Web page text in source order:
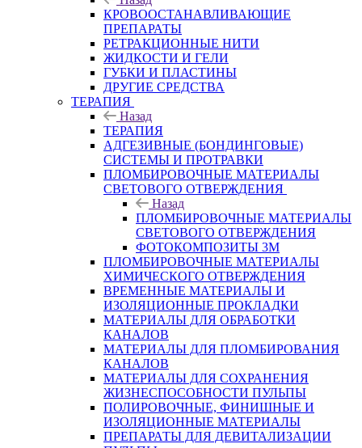
КРОВООСТАНАВЛИВАЮЩИЕ
ПРЕПАРАТЫ
РЕТРАКЦИОННЫЕ НИТИ
ЖИДКОСТИ И ГЕЛИ
ГУБКИ И ПЛАСТИНЫ
ДРУГИЕ СРЕДСТВА
ТЕРАПИЯ
Назад
ТЕРАПИЯ
АДГЕЗИВНЫЕ (БОНДИНГОВЫЕ)
СИСТЕМЫ И ПРОТРАВКИ
ПЛОМБИРОВОЧНЫЕ МАТЕРИАЛЫ
СВЕТОВОГО ОТВЕРЖДЕНИЯ
Назад
ПЛОМБИРОВОЧНЫЕ МАТЕРИАЛЫ
СВЕТОВОГО ОТВЕРЖДЕНИЯ
ФОТОКОМПОЗИТЫ 3М
ПЛОМБИРОВОЧНЫЕ МАТЕРИАЛЫ
ХИМИЧЕСКОГО ОТВЕРЖДЕНИЯ
ВРЕМЕННЫЕ МАТЕРИАЛЫ И
ИЗОЛЯЦИОННЫЕ ПРОКЛАДКИ
МАТЕРИАЛЫ ДЛЯ ОБРАБОТКИ
КАНАЛОВ
МАТЕРИАЛЫ ДЛЯ ПЛОМБИРОВАНИЯ
КАНАЛОВ
МАТЕРИАЛЫ ДЛЯ СОХРАНЕНИЯ
ЖИЗНЕСПОСОБНОСТИ ПУЛЬПЫ
ПОЛИРОВОЧНЫЕ, ФИНИШНЫЕ И
ИЗОЛЯЦИОННЫЕ МАТЕРИАЛЫ
ПРЕПАРАТЫ ДЛЯ ДЕВИТАЛИЗАЦИИ